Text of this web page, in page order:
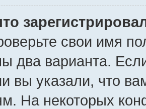
свои имя
два варианта.
вы указали, что
На некоторых